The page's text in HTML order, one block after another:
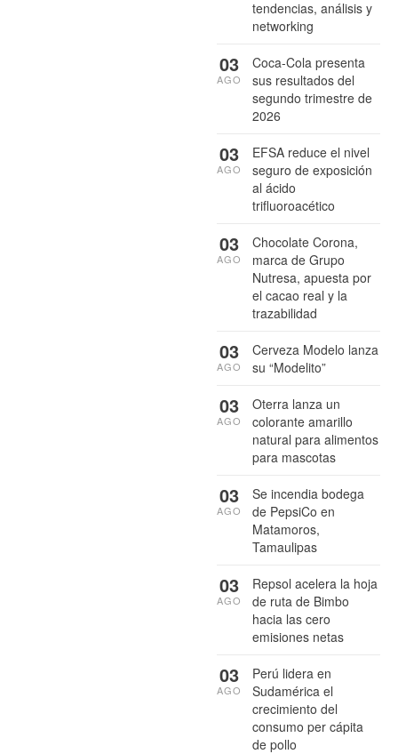
tendencias, análisis y
networking
Coca-Cola presenta
sus resultados del
segundo trimestre de
2026
03
AGO
EFSA reduce el nivel
seguro de exposición
al ácido
trifluoroacético
03
AGO
Chocolate Corona,
marca de Grupo
Nutresa, apuesta por
el cacao real y la
trazabilidad
03
AGO
Cerveza Modelo lanza
su “Modelito”
03
AGO
Oterra lanza un
colorante amarillo
natural para alimentos
para mascotas
03
AGO
Se incendia bodega
de PepsiCo en
Matamoros,
Tamaulipas
03
AGO
Repsol acelera la hoja
de ruta de Bimbo
hacia las cero
emisiones netas
03
AGO
Perú lidera en
Sudamérica el
crecimiento del
consumo per cápita
de pollo
03
AGO